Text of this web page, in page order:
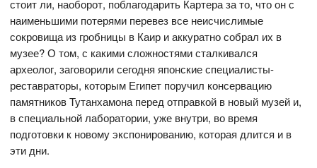
стоит ли, наоборот, поблагодарить Картера за то, что он с
наименьшими потерями перевез все неисчислимые
сокровища из гробницы в Каир и аккуратно собрал их в
музее? О том, с какими сложностями сталкивался
археолог, заговорили сегодня японские специалисты-
реставраторы, которым Египет поручил консервацию
памятников Тутанхамона перед отправкой в новый музей и,
в специальной лаборатории, уже внутри, во время
подготовки к новому экспонированию, которая длится и в
эти дни.